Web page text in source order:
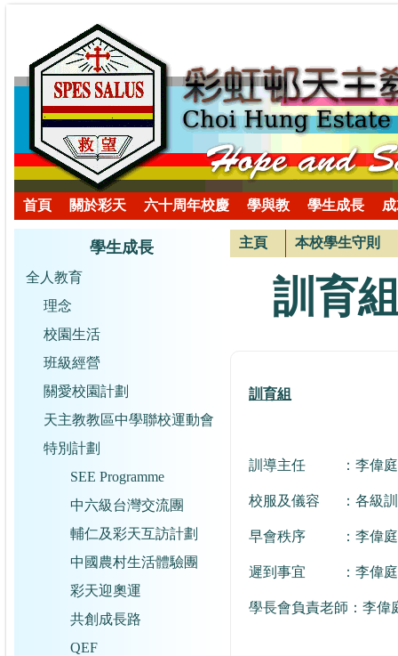
首頁 關於彩天 六十周年校慶 學與教 學生成長
學生成長
全人教育
理念
校園生活
班級經營
關愛校園計劃
天主教教區中學聯校運動會
特別計劃
SEE Programme
中六級台灣交流團
輔仁及彩天互訪計劃
中國農村生活體驗團
彩天迎奧運
共創成長路
QEF
主頁 本校學生守則
訓育
訓育組
訓導主任 ：李偉庭
校服及儀容 ：各級訓
早會秩序 ：李偉庭
遲到事宜 ：李偉庭
學長會負責老師：李偉